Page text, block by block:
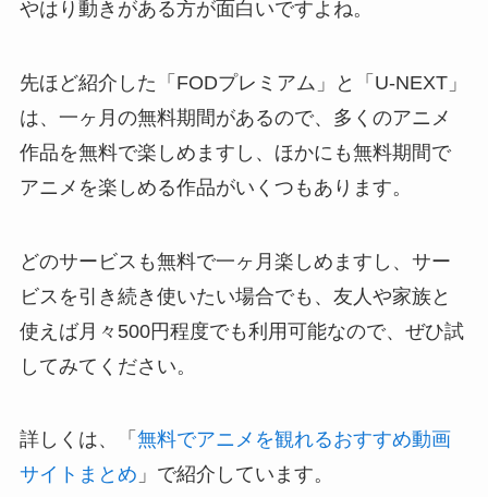
やはり動きがある方が面白いですよね。
先ほど紹介した「FODプレミアム」と「U-NEXT」
は、一ヶ月の無料期間があるので、多くのアニメ
作品を無料で楽しめますし、ほかにも無料期間で
アニメを楽しめる作品がいくつもあります。
どのサービスも無料で一ヶ月楽しめますし、サー
ビスを引き続き使いたい場合でも、友人や家族と
使えば月々500円程度でも利用可能なので、ぜひ試
してみてください。
詳しくは、「 無料でアニメを観れるおすすめ動画
サイトまとめ 」で紹介しています。